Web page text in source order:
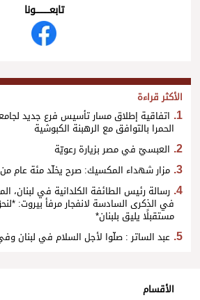
تابعــــــــــونا
الأكثر قراءة
اتفاقية إطلاق مسار تأسيس فرع جديد
الحمرا بالتوافق مع الرهبنة الكبوشية
العبسيّ في مصر بزيارة رعويّة
مزار شهداء المكسيك: صرح يخلّد مئة عام
رسالة رئيس الطائفة الكلدانية في لبنان،
في الذكرى السادسة لانفجار مرفأ بيروت:
مستقبلًا يليق بلبنان*
عبد الساتر : صلّوا لأجل السلام في لبنان
الأقسام